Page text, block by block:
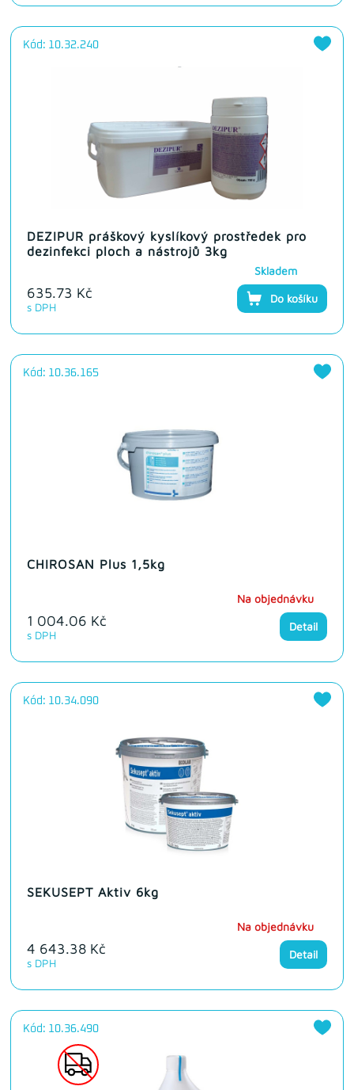
Kód: 10.32.240
DEZIPUR práškový kyslíkový prostředek pro
dezinfekci ploch a nástrojů 3kg
635.73 Kč
s DPH
Skladem
Do košíku
Kód: 10.36.165
CHIROSAN Plus 1,5kg
1 004.06 Kč
s DPH
Na objednávku
Detail
Kód: 10.34.090
SEKUSEPT Aktiv 6kg
4 643.38 Kč
s DPH
Na objednávku
Detail
Kód: 10.36.490